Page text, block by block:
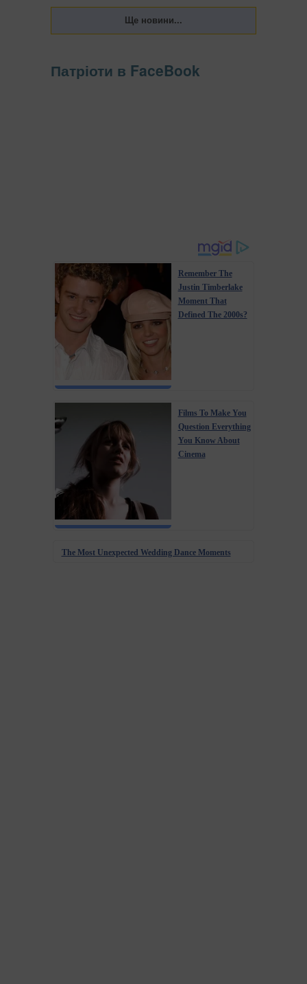
Патріоти в FaceBook
Remember The
Justin Timberlake
Moment That
Defined The 2000s?
Films To Make You
Question Everything
You Know About
Cinema
The Most Unexpected Wedding Dance Moments